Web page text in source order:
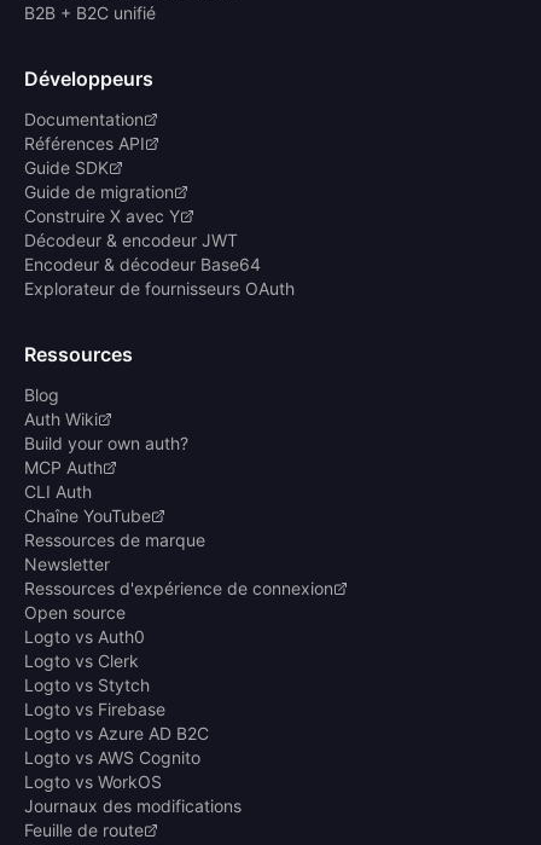
B2B + B2C unifié
Développeurs
Documentation
Références API
Guide SDK
Guide de migration
Construire X avec Y
Décodeur & encodeur JWT
Encodeur & décodeur Base64
Explorateur de fournisseurs OAuth
Ressources
Blog
Auth Wiki
Build your own auth?
MCP Auth
CLI Auth
Chaîne YouTube
Ressources de marque
Newsletter
Ressources d'expérience de connexion
Open source
Logto vs Auth0
Logto vs Clerk
Logto vs Stytch
Logto vs Firebase
Logto vs Azure AD B2C
Logto vs AWS Cognito
Logto vs WorkOS
Journaux des modifications
Feuille de route